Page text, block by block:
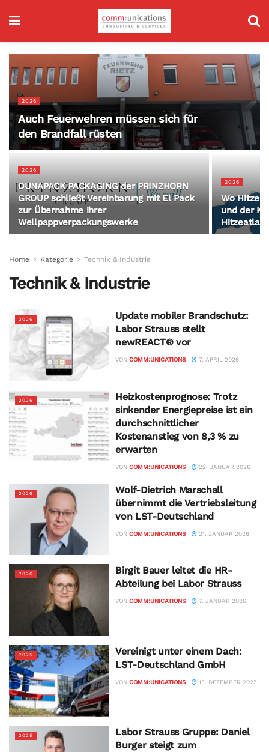
2026
Auch Feuerwehren müssen sich für
den Brandfall rüsten
2026
DUNAPACK PACKAGING der PRINZHORN
GROUP schließt Vereinbarung mit El Pack
zur Übernahme ihrer
Wellpappverpackungswerke
2026
Wo Hitze
und der
Hitzeatlas
Home Kategorie Technik & Industrie
Technik & Industrie
2026
Update mobiler Brandschutz:
Labor Strauss stellt
newREACT® vor
VON COMM:UNICATIONS 7. APRIL 2026
2026
Heizkostenprognose: Trotz
sinkender Energiepreise ist ein
durchschnittlicher
Kostenanstieg von 8,3 % zu
erwarten
VON COMM:UNICATIONS 22. JANUAR 2026
2026
Wolf-Dietrich Marschall
übernimmt die Vertriebsleitung
von LST-Deutschland
VON COMM:UNICATIONS 21. JANUAR 2026
2026
Birgit Bauer leitet die HR-
Abteilung bei Labor Strauss
VON COMM:UNICATIONS 7. JANUAR 2026
2025
Vereinigt unter einem Dach:
LST-Deutschland GmbH
VON COMM:UNICATIONS 15. DEZEMBER 2025
2025
Labor Strauss Gruppe: Daniel
Burger steigt zum